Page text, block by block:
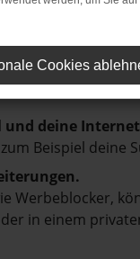
helfen können:
und deine
Beispiel deine
Werbeblocker,
in einem
Cookies